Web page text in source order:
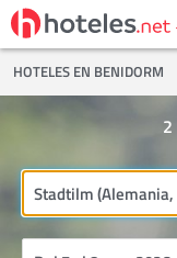
HOTELES EN BENIDORM
2